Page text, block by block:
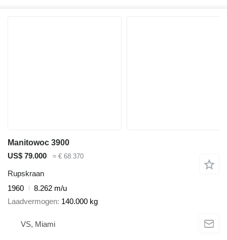
Manitowoc 3900
US$ 79.000
≈ € 68.370
Rupskraan
1960
8.262 m/u
Laadvermogen 140.000 kg
VS, Miami